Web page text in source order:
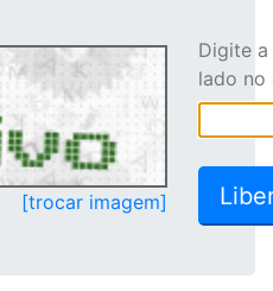
[trocar imagem]
Digite
lado no